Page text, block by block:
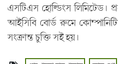
এসটিএস হোল্ডিংস লিমিটেড।
আইসিবি বোর্ড রুমে
সংক্রান্ত চুক্তি সই হয়।